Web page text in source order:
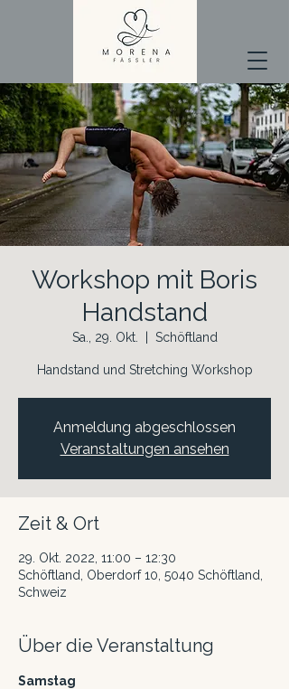
Workshop mit Boris
Handstand
Sa., 29. Okt. Schöftland
Anmeldung abgeschlossen
Veranstaltungen ansehen
Zeit & Ort
29. Okt. 2022, 11:00 – 12:30
Schöftland, Oberdorf 10, 5040 Schöftland,
Schweiz
Über die Veranstaltung
Samstag